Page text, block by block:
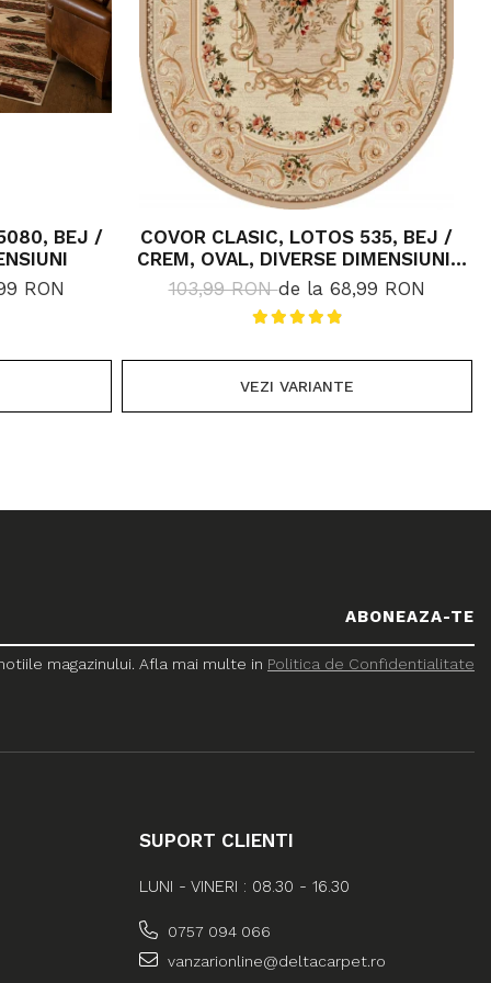
BEJ /
RON
COVOR CLASIC, LOTOS 535, BEJ /
CREM, OVAL, DIVERSE DIMENSIUNI,
1800 GR/MP
103,99 RONde la 68,99 RON
VEZI VARIANTE
magazinului. Afla mai multe in Politica de Confidentialitate
SUPORT CLIENTI
LUNI - VINERI : 08.30 - 16.30
0757 094 066
vanzarionline@deltacarpet.ro